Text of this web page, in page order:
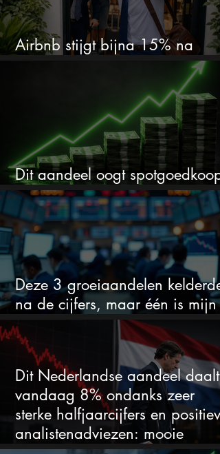
Airbnb stijgt bijna 15% na
cijfers: vooral dit AI-cijfer valt op
Dit aandeel oogt spotgoedkoop
voor hoeveel het kan stijgen
Deze 3 groeiaandelen
na de cijfers, maar één is mijn
duidelijke favoriet
Dit Nederlandse aandeel daalt
vandaag 8% ondanks zeer
sterke halfjaarcijfers en positieve
analistenadviezen: mooie